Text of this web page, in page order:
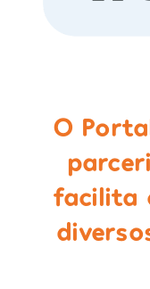
O
facilita